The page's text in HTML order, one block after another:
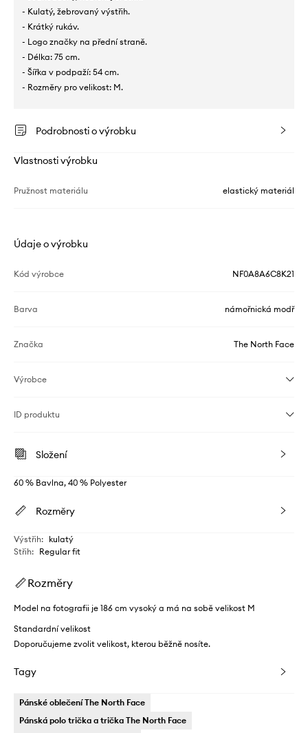
- Kulatý, žebrovaný výstřih.
- Krátký rukáv.
- Logo značky na přední straně.
- Délka: 75 cm.
- Šířka v podpaží: 54 cm.
- Rozměry pro velikost: M.
Podrobnosti o výrobku
Vlastnosti výrobku
Pružnost materiálu elastický materiál
Údaje o výrobku
Kód výrobce NF0A8A6C8K21
Barva námořnická modř
Značka The North Face
Výrobce
ID produktu
Složení
60 % Bavlna, 40 % Polyester
Rozměry
Výstřih: kulatý
Střih: Regular fit
Rozměry
Model na fotografii je 186 cm vysoký a má na sobě velikost M
Standardní velikost
Doporučujeme zvolit velikost, kterou běžně nosíte.
Tagy
Pánské oblečení The North Face
Pánská polo trička a trička The North Face